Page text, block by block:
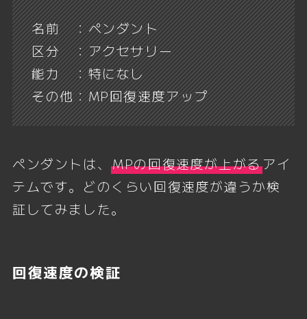
名前 ：ペンダント
区分 ：アクセサリー
能力 ：特になし
その他：MP回復速度アップ
ペンダントは、MPの回復速度が上がるアイ
テムです。どのくらい回復速度が違うか検
証してみました。
回復速度の検証